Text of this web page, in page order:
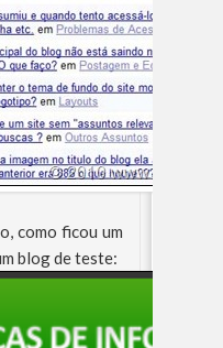
como ficou um
blog de teste: